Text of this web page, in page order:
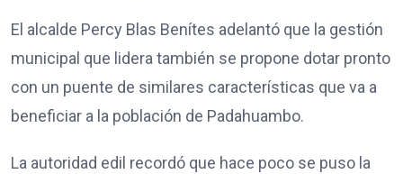
El alcalde Percy Blas Benítes adelantó que la gestión
municipal que lidera también se propone dotar pronto
con un puente de similares características que va a
beneficiar a la población de Padahuambo.
La autoridad edil recordó que hace poco se puso la